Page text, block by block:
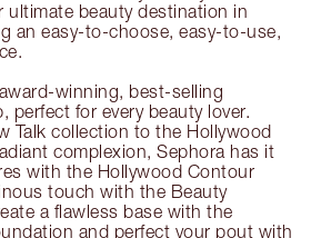
ultimate beauty destination in
an easy-to-choose, easy-to-use,
winning, best-selling
perfect for every beauty lover.
Talk collection to the Hollywood
complexion, Sephora has it
with the Hollywood Contour
touch with the Beauty
a flawless base with the
and perfect your pout with